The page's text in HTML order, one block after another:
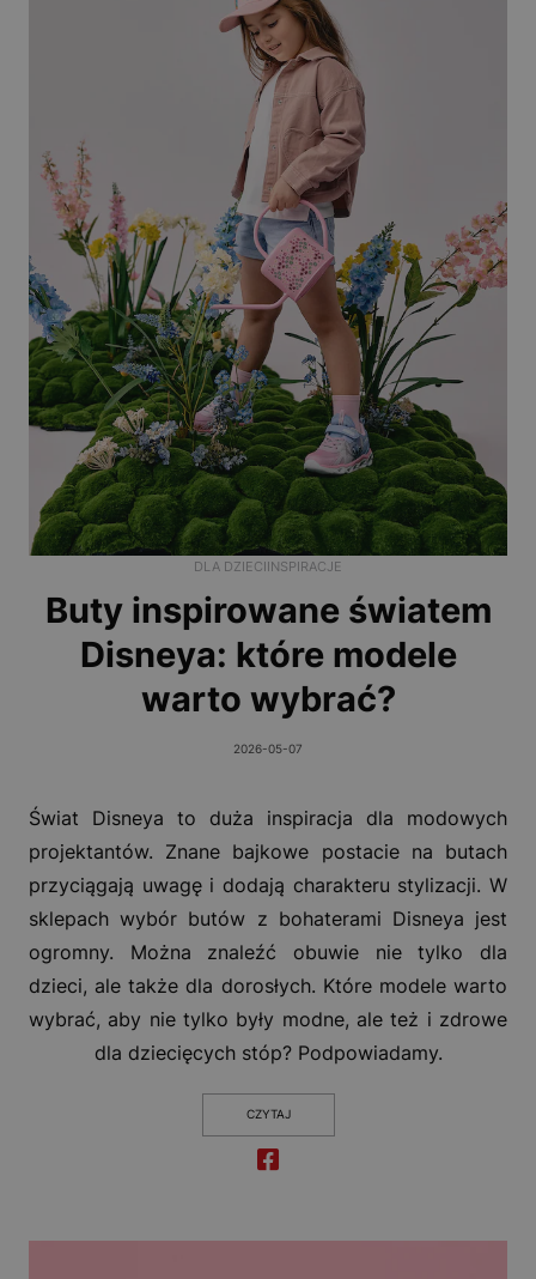
DLA DZIECIINSPIRACJE
Buty inspirowane światem
Disneya: które modele
warto wybrać?
2026-05-07
Świat Disneya to duża inspiracja dla modowych
projektantów. Znane bajkowe postacie na butach
przyciągają uwagę i dodają charakteru stylizacji. W
sklepach wybór butów z bohaterami Disneya jest
ogromny. Można znaleźć obuwie nie tylko dla
dzieci, ale także dla dorosłych. Które modele warto
wybrać, aby nie tylko były modne, ale też i zdrowe
dla dziecięcych stóp? Podpowiadamy.
CZYTAJ